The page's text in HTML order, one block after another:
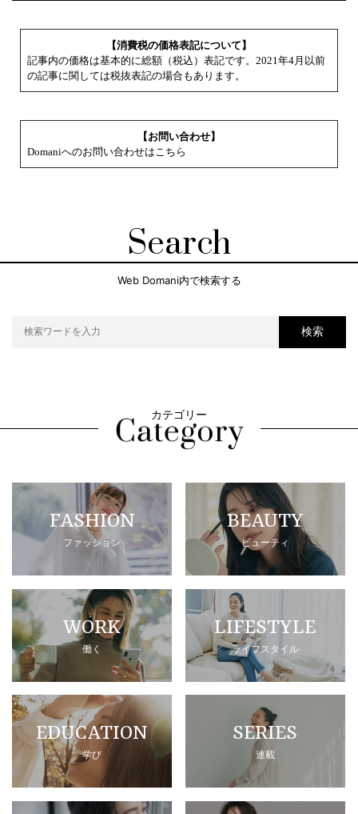
【消費税の価格表記について】
記事内の価格は基本的に総額（税込）表記です。2021年4月以前
の記事に関しては税抜表記の場合もあります。
【お問い合わせ】
Domaniへのお問い合わせはこちら
Search
Web Domani内で検索する
検索
カテゴリー
FASHION
ファッション
BEAUTY
ビューティ
WORK
働く
LIFESTYLE
ライフスタイル
EDUCATION
学び
SERIES
連載